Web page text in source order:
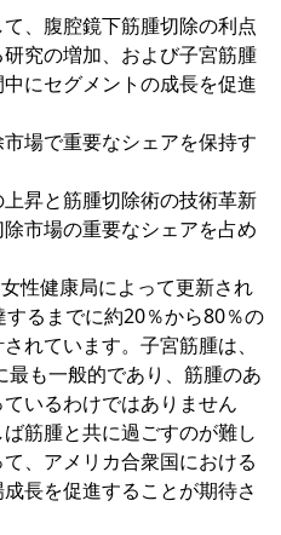
、腹腔鏡下筋腫切除の利点
究の増加、および子宮筋腫
にセグメントの成長を促進
場で重要なシェアを保持す
昇と筋腫切除術の技術革新
市場の重要なシェアを占め
性健康局によって更新され
るまでに約20％から80％の
れています。子宮筋腫は、
も一般的であり、筋腫のあ
いるわけではありません
筋腫と共に過ごすのが難し
、アメリカ合衆国における
長を促進することが期待さ